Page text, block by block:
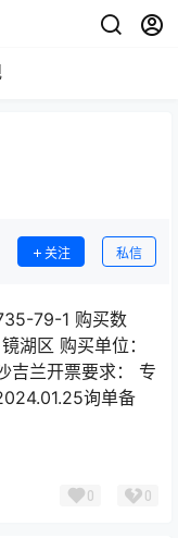
关注 私信
79-1 购买数
湖区 购买单位：
吉兰开票要求： 专
询单备
0 0